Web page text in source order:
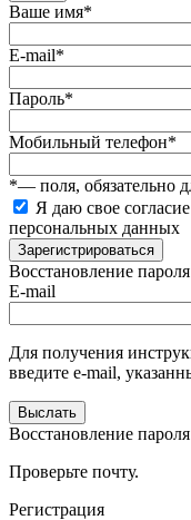
Ваше имя*
E-mail*
Пароль*
Мобильный телефон*
*— поля, обязательно
Я даю свое
персональных данных
Зарегистрироваться
Восстановление пароля
E-mail
Для получения
введите e-mail,
Выслать
Восстановление пароля
Проверьте почту.
Регистрация